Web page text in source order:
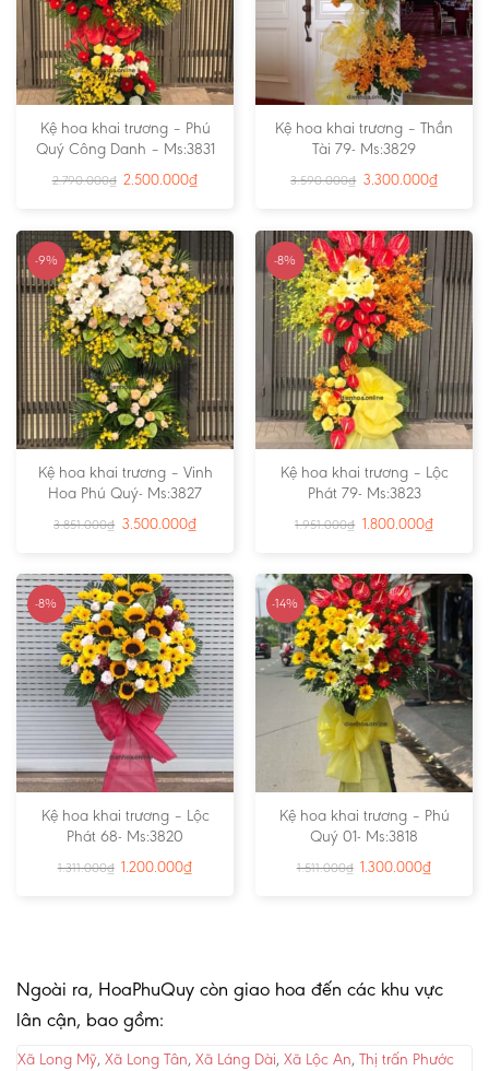
Kệ hoa khai trương – Phú
Quý Công Danh – Ms:3831
2.790.000₫ 2.500.000₫
Kệ hoa khai trương – Thần
Tài 79- Ms:3829
3.590.000₫ 3.300.000₫
-9%
Kệ hoa khai trương – Vinh
Hoa Phú Quý- Ms:3827
3.851.000₫ 3.500.000₫
-8%
Kệ hoa khai trương – Lộc
Phát 79- Ms:3823
1.951.000₫ 1.800.000₫
-8%
Kệ hoa khai trương – Lộc
Phát 68- Ms:3820
1.311.000₫ 1.200.000₫
-14%
Kệ hoa khai trương – Phú
Quý 01- Ms:3818
1.511.000₫ 1.300.000₫
Ngoài ra, HoaPhuQuy còn giao hoa đến các khu vực
lân cận, bao gồm:
Xã Long Mỹ, Xã Long Tân, Xã Láng Dài, Xã Lộc An, Thị trấn Phước